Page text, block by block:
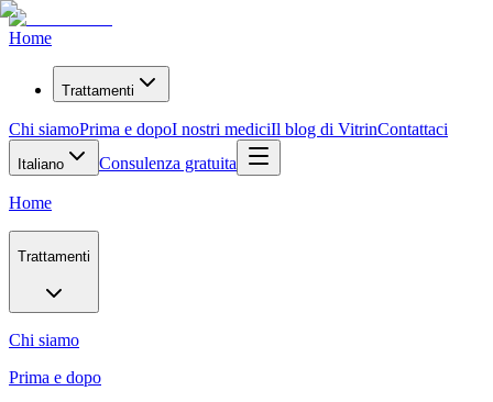
Home
Trattamenti
Chi siamoPrima e dopoI nostri mediciIl blog di VitrinContattaci
Italiano Consulenza gratuita
Home
Trattamenti
Chi siamo
Prima e dopo